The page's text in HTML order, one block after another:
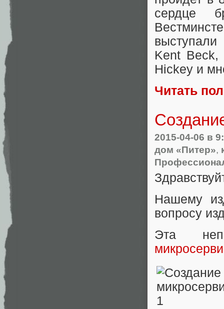
сердце
выступали
Kent
Hickey и
Читать
2015-04-06 в
дом «Питер»,
Нашему
вопросу
Эта